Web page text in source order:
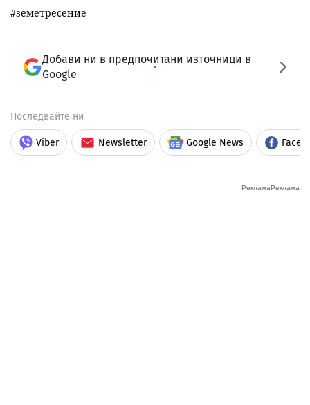
земетресение
Добави ни в предпочитани източници в
Google
Последвайте ни
Viber Newsletter Google News